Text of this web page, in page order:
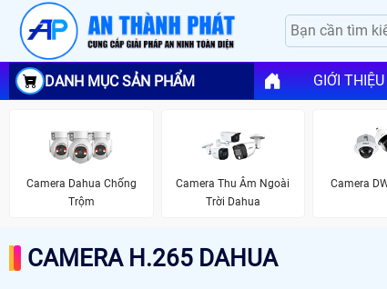
DANH MỤC SẢN PHẨM GIỚI THIỆU
Camera Dahua Chống
Trộm
Camera Thu Âm Ngoài
Trời Dahua
Camera
CAMERA H.265 DAHUA